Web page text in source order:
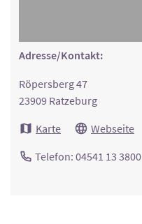
Adresse/Kontakt:
Röpersberg 47
23909 Ratzeburg
Karte
Webseite
Telefon: 04541 13 3800